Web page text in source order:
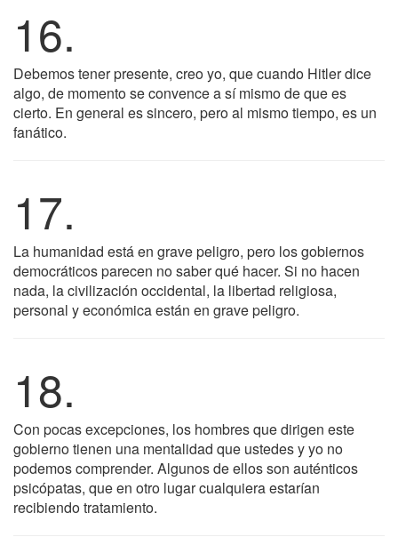
16.
Debemos tener presente, creo yo, que cuando Hitler dice
algo, de momento se convence a sí mismo de que es
cierto. En general es sincero, pero al mismo tiempo, es un
fanático.
17.
La humanidad está en grave peligro, pero los gobiernos
democráticos parecen no saber qué hacer. Si no hacen
nada, la civilización occidental, la libertad religiosa,
personal y económica están en grave peligro.
18.
Con pocas excepciones, los hombres que dirigen este
gobierno tienen una mentalidad que ustedes y yo no
podemos comprender. Algunos de ellos son auténticos
psicópatas, que en otro lugar cualquiera estarían
recibiendo tratamiento.